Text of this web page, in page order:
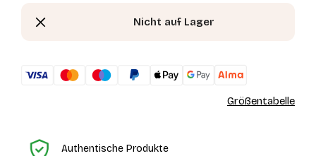
Nicht auf Lager
Größentabelle
Authentische Produkte